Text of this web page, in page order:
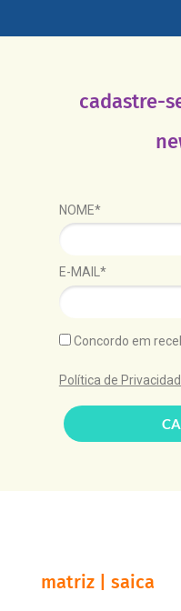
cadastre-
NOME*
E-MAIL*
Concordo em
Política de
matriz | saica